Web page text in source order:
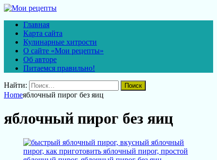
Главная
Карта сайта
Кулинарные хитрости
О сайте «Мои рецепты»
Об авторе
Питаемся правильно!
Найти:
Homeяблочный пирог без яиц
яблочный пирог без яиц